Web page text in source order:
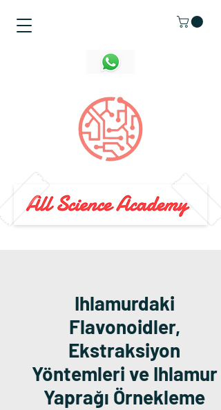
Ihlamurdaki
Flavonoidler,
Ekstraksiyon
Yöntemleri ve Ihlamur
Yaprağı Örnekleme